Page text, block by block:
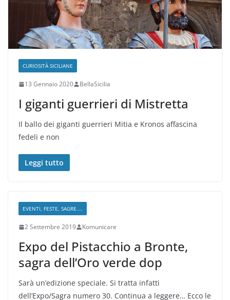
CURIOSITÀ SICILIANE
13 Gennaio 2020 BellaSicilia
I giganti guerrieri di Mistretta
Il ballo dei giganti guerrieri Mitia e Kronos affascina
fedeli e non
Leggi tutto
EVENTI, FESTE, SAGRE....
2 Settembre 2019 Komunicare
Expo del Pistacchio a Bronte,
sagra dell’Oro verde dop
Sarà un’edizione speciale. Si tratta infatti
dell’Expo/Sagra numero 30. Continua a leggere… Ecco le